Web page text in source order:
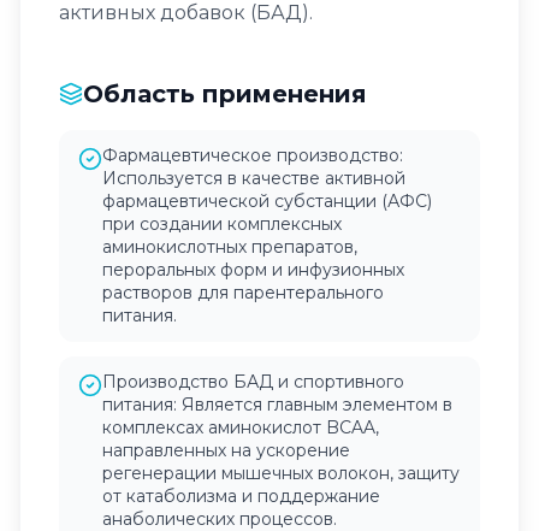
активных добавок (БАД).
Область применения
Фармацевтическое производство:
Используется в качестве активной
фармацевтической субстанции (АФС)
при создании комплексных
аминокислотных препаратов,
пероральных форм и инфузионных
растворов для парентерального
питания.
Производство БАД и спортивного
питания: Является главным элементом в
комплексах аминокислот BCAA,
направленных на ускорение
регенерации мышечных волокон, защиту
от катаболизма и поддержание
анаболических процессов.